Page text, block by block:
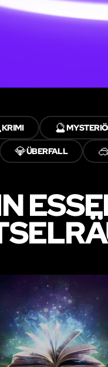
KRIMI 🔮
💎ÜBERFALL